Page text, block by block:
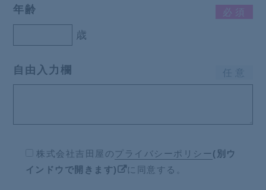
年齢 必 須
歳
自由入力欄 任 意
株式会社吉田屋の プライバシーポリシー(別ウ
インドウで開きます)
に同意する。